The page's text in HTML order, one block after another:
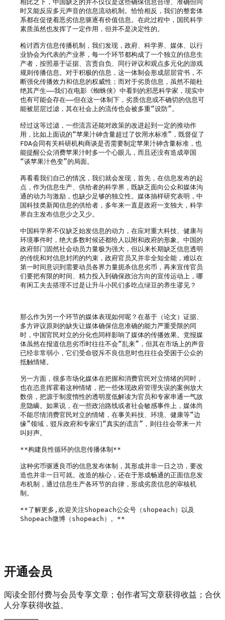
相比之下，中国缺乏的并不仅仅是这些确保信息合理、准确但同
时又能反应多元声音的信息流动机制。恰恰相反，我们的整套体
系都在促使着恶劣信息驱逐有价值信息。在此过程中，国民科学
素质虽然也发挥了一定作用，但并不是决定性的。
检讨西方信息传播机制，我们发现，政府、科学界、媒体、以行
业协会为代表的产业界，每一个环节都构成了一个独立的信息生
产者，按照基于证据、言责自负、同行评议和观点多元化的游戏
规则传播信息。对于积极的信息，这一体制会形成层层背书，不
断强化传播效力和信息的权威性；而对于劣质信息，虽然不能杜
绝其产生——我们在电影《蜘蛛侠》中看到的邪恶科学家，现实中
也有可能会存在——但在这一体制下，劣质信息或不确切的信息可
能被层层过滤，其在社会上的流传也会被多重“设防”。
经过这等过滤，一些流言还能对政策的改进起到一定的推动作
用，比如上面说的“苹果汁砷含量超过了饮用水标准”，既督促了
FDA会同有关科研机构商谈是否需要制定苹果汁砷含量标准，也
能提醒公众消费苹果汁时多一个心眼儿，而且还没有造成举国
“谈苹果汁色变”的局面。
再看看我们自己的情况，我们就会发现，首先，在信息发布的起
点，作为信息生产、供给者的科学界，既缺乏面向公众和媒体沟
通的动力与激励，也缺少足够的独立性。媒体抽样研究表明，中
国科技类新闻信息的供给者，多年来一直是政府一支独大，科学
界自主发布信息少之又少。
中国科学界不仅缺乏始发信息的动力，在应对重大科技、健康与
环境事件时，绝大多数时候还都给人以附和政府的形象。中国的
政府部门固然社会动员力量极为强大，但以来长期缺乏信息透明
的传统和对信息封闭的约束，政府官员又并非全知全能，难以在
第一时间意识到需要动员各界力量扼杀信息劣币，再来宣传官员
们要把有限的时间、精力投入到确保政治方向的宣传运动上，哪
有闲工夫去搭理不过是让升斗小民们多吃点绿豆的养生谬见？
那么作为另一个环节的媒体表现如何呢？在基于（论文）证据、
多方评议原则的缺失让媒体确保信息准确的能力严重受限的同
时，中国官民对立的分化也同样影响了媒体的传播效果。党报媒
体虽然在报道信息劣币时往往不会“乱来”，但其在市场上的声音
已经非常弱小，它们受命驳斥不良信息时也往往会受困于公众的
抵触情绪。
另一方面，很多市场化媒体在把握和消费官民对立情绪的同时，
也在恣意挥霍着这种情绪，把一些体现政府管理失误的案例放大
数倍，把源于制度惰性的透明度低解读为官员和专家串通一气故
意隐瞒。如果说，在一些政治路线或者社会敏感事件上，媒体尚
不能尽情消费官民对立的情绪，在事关科技、环境、健康等“边
缘”领域，驳斥政府和专家们“真实的谎言”，则往往会带来一片
叫好声。
**构建良性循环的信息传播体制**
这种劣币驱逐良币的信息发布体制，其形成并非一日之功，要改
造也并非一日可就。改造的核心，还在于形成畅通的正面信息发
布机制，通过信息生产各环节的自律，形成劣质信息的审核机
制。
**了解更多,欢迎关注Shopeach公众号（shopeach）以及
Shopeach微博（shopeach）。**
开通会员
阅读全部付费与会员专享文章；创作者写文章获得收益；合伙
人分享获得收益。